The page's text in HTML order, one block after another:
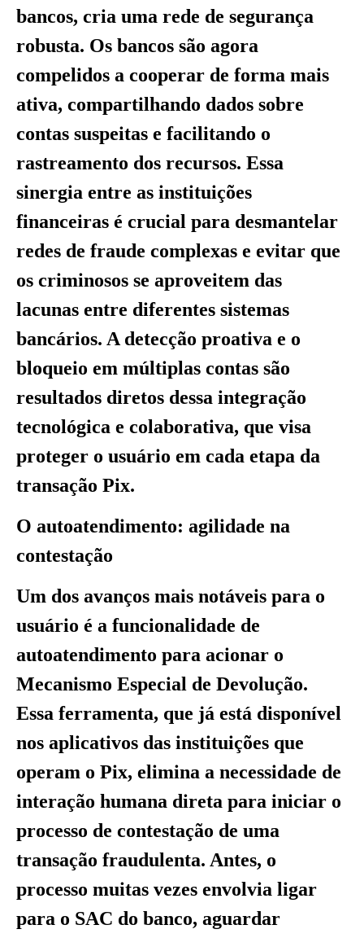
bancos, cria uma rede de segurança
robusta. Os bancos são agora
compelidos a cooperar de forma mais
ativa, compartilhando dados sobre
contas suspeitas e facilitando o
rastreamento dos recursos. Essa
sinergia entre as instituições
financeiras é crucial para desmantelar
redes de fraude complexas e evitar que
os criminosos se aproveitem das
lacunas entre diferentes sistemas
bancários. A detecção proativa e o
bloqueio em múltiplas contas são
resultados diretos dessa integração
tecnológica e colaborativa, que visa
proteger o usuário em cada etapa da
transação Pix.
O autoatendimento: agilidade na
contestação
Um dos avanços mais notáveis para o
usuário é a funcionalidade de
autoatendimento para acionar o
Mecanismo Especial de Devolução.
Essa ferramenta, que já está disponível
nos aplicativos das instituições que
operam o Pix, elimina a necessidade de
interação humana direta para iniciar o
processo de contestação de uma
transação fraudulenta. Antes, o
processo muitas vezes envolvia ligar
para o SAC do banco, aguardar